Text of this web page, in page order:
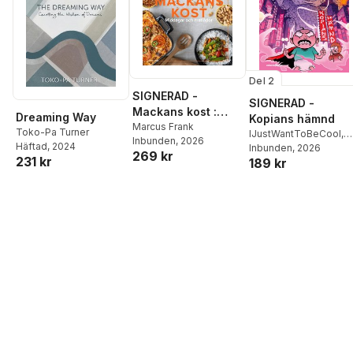
Dreaming Way
Toko-Pa Turner
Häftad, 2024
231 kr
SIGNERAD -
Mackans kost :
Middagar och
matlådor
Marcus Frank
Inbunden, 2026
269 kr
Del 2
SIGNERAD -
Kopians hämnd
IJustWantToBeCool,
Joel Adolphson
Ejdemo Beer
Inbunden, 2026
189 kr